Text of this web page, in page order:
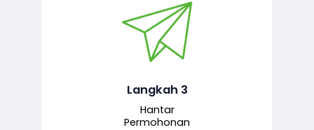
Langkah 3
Hantar
Permohonan
Permohonan yang lengkap dihantar
untuk proses semakan dan
bertanggungjawab.